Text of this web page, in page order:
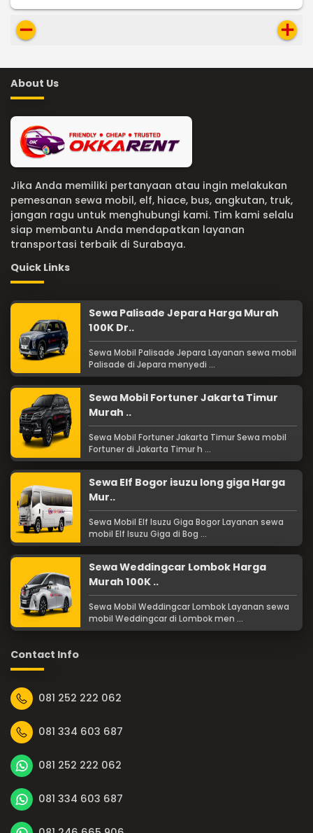
remove add
About Us
Jika Anda memiliki pertanyaan atau ingin melakukan
pemesanan sewa mobil, elf, hiace, bus, angkutan, truk,
jangan ragu untuk menghubungi kami. Tim kami selalu
siap membantu Anda mendapatkan layanan
transportasi terbaik di Surabaya.
Quick Links
Sewa Palisade Jepara Harga Murah
100K Dr..
Sewa Mobil Palisade Jepara Layanan sewa mobil
Palisade di Jepara menyedi ...
Sewa Mobil Fortuner Jakarta Timur
Murah ..
Sewa Mobil Fortuner Jakarta Timur Sewa mobil
Fortuner di Jakarta Timur h ...
Sewa Elf Bogor isuzu long giga Harga
Mur..
Sewa Mobil Elf Isuzu Giga Bogor Layanan sewa
mobil Elf Isuzu Giga di Bog ...
Sewa Weddingcar Lombok Harga
Murah 100K ..
Sewa Mobil Weddingcar Lombok Layanan sewa
mobil Weddingcar di Lombok men ...
Contact Info
081 252 222 062
081 334 603 687
081 252 222 062
081 334 603 687